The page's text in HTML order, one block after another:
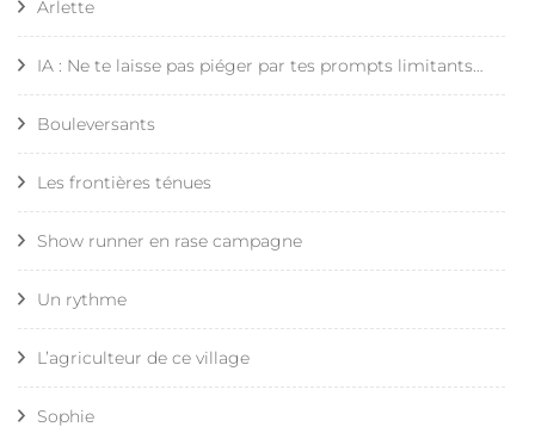
Arlette
IA : Ne te laisse pas piéger par tes prompts limitants…
Bouleversants
Les frontières ténues
Show runner en rase campagne
Un rythme
L’agriculteur de ce village
Sophie